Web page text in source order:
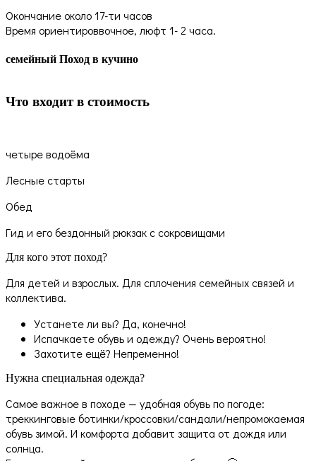
Окончание около 17-ти часов
Время ориентироввочное, люфт 1- 2 часа.
семейный Поход в кучино
Что входит в стоимость
четыре водоёма
Лесные старты
Обед
Гид и его бездонный рюкзак с сокровищами
Для кого этот поход?
Для детей и взрослых. Для сплочения семейных связей и
коллектива.
Устанете ли вы? Да, конечно!
Испачкаете обувь и одежду? Очень вероятно!
Захотите ещё? Непременно!
Нужна специальная одежда?
Самое важное в походе — удобная обувь по погоде:
треккинговые ботинки/кроссовки/сандали/непромокаемая
обувь зимой. И комфорта добавит защита от дождя или
солнца.